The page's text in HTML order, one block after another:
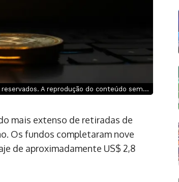
A reprodução do conteúdo sem...
mais extenso de retiradas de
Os fundos completaram nove
de aproximadamente US$ 2,8